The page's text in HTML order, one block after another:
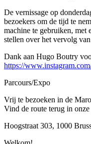
De vernissage op
bezoekers om de tijd te
machine te gebruiken, met
stellen over het vervolg
Dank aan Hugo Boutry
https://
Parcours/Expo
Vrij te bezoeken in de
Vind de route terug in
Hoogstraat 303, 1000